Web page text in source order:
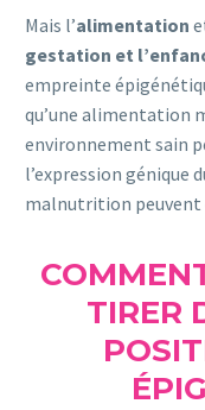
Mais l’alimentation
gestation et
empreinte
qu’une alimentation
environnement sain
l’expression génique
malnutrition peuvent
TIRER